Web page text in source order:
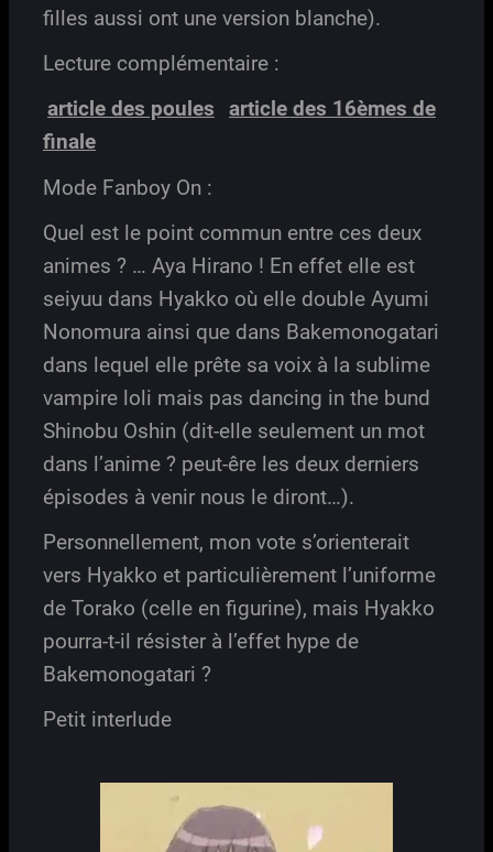
filles aussi ont une version blanche).
Lecture complémentaire :
article des poules
article des 16èmes de
finale
Mode Fanboy On :
Quel est le point commun entre ces deux
animes ? … Aya Hirano ! En effet elle est
seiyuu dans Hyakko où elle double Ayumi
Nonomura ainsi que dans Bakemonogatari
dans lequel elle prête sa voix à la sublime
vampire loli mais pas dancing in the bund
Shinobu Oshin (dit-elle seulement un mot
dans l’anime ? peut-êre les deux derniers
épisodes à venir nous le diront…).
Personnellement, mon vote s’orienterait
vers Hyakko et particulièrement l’uniforme
de Torako (celle en figurine), mais Hyakko
pourra-t-il résister à l’effet hype de
Bakemonogatari ?
Petit interlude